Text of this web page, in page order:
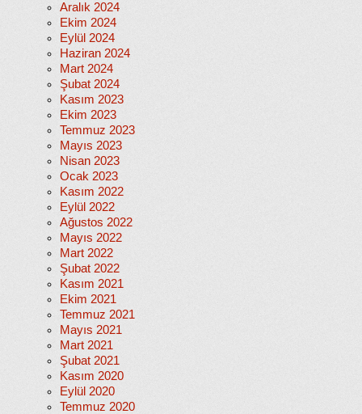
Aralık 2024
Ekim 2024
Eylül 2024
Haziran 2024
Mart 2024
Şubat 2024
Kasım 2023
Ekim 2023
Temmuz 2023
Mayıs 2023
Nisan 2023
Ocak 2023
Kasım 2022
Eylül 2022
Ağustos 2022
Mayıs 2022
Mart 2022
Şubat 2022
Kasım 2021
Ekim 2021
Temmuz 2021
Mayıs 2021
Mart 2021
Şubat 2021
Kasım 2020
Eylül 2020
Temmuz 2020